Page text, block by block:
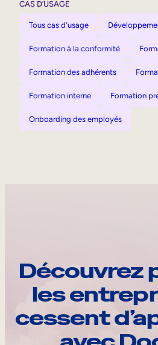
CAS D’USAGE
Tous cas d'usage
Formation à la conformité
Formation des adhérents
Formation interne Formation
Onboarding des employés
Découvrez
les
cessent